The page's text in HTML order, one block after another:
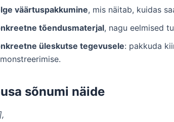
väärtuspakkumine, mis näitab, kuidas
tõendusmaterjal, nagu eelmised
üleskutse tegevusele: pakkuda
sõnumi näide